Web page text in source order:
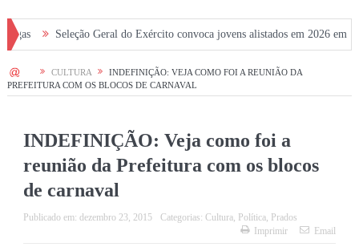
Seleção Geral do Exército convoca jovens alistados em 2026 em Prados
HOME CULTURA
INDEFINIÇÃO: VEJA COMO FOI A REUNIÃO DA
PREFEITURA COM OS BLOCOS DE CARNAVAL
INDEFINIÇÃO: Veja como foi a
reunião da Prefeitura com os blocos
de carnaval
Publicado em: dezembro 23, 2015 Categorias: Cultura, Política, Prados
Imprimir
Email